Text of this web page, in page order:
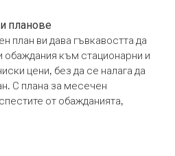
планове
план ви дава гъвкавостта да
обаждания към стационарни и
цени, без да се налага да
С плана за месечен
от обажданията,